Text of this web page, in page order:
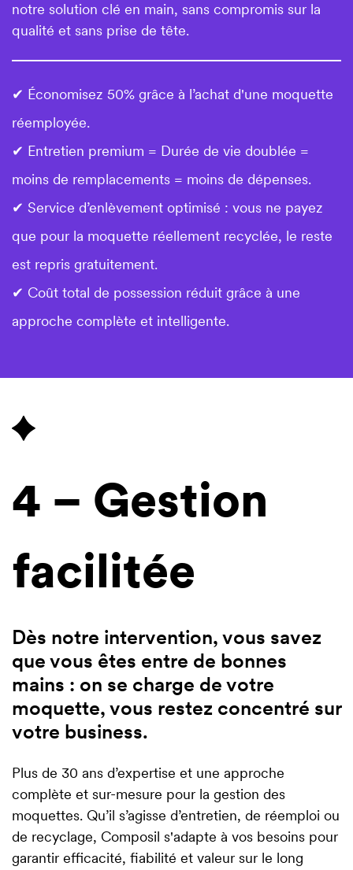
notre solution clé en main, sans compromis sur la
qualité et sans prise de tête.
✔ Économisez 50% grâce à l’achat d'une moquette
réemployée.
✔ Entretien premium = Durée de vie doublée =
moins de remplacements = moins de dépenses.
✔ Service d’enlèvement optimisé : vous ne payez
que pour la moquette réellement recyclée, le reste
est repris gratuitement.
✔ Coût total de possession réduit grâce à une
approche complète et intelligente.
4 – Gestion
facilitée
Dès notre intervention, vous savez
que vous êtes entre de bonnes
mains : on se charge de votre
moquette, vous restez concentré sur
votre business.
Plus de 30 ans d’expertise et une approche
complète et sur-mesure pour la gestion des
moquettes. Qu’il s’agisse d’entretien, de réemploi ou
de recyclage, Composil s'adapte à vos besoins pour
garantir efficacité, fiabilité et valeur sur le long